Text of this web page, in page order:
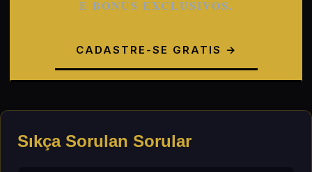
E BONUS EXCLUSIVOS.
CADASTRE-SE GRATIS →
Sıkça Sorulan Sorular